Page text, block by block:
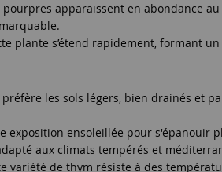
apparaissent en abondance
plante s’étend rapidement, formant
préfère les sols légers, bien drainés
exposition ensoleillée pour
aux climats tempérés et
variété de thym résiste à des